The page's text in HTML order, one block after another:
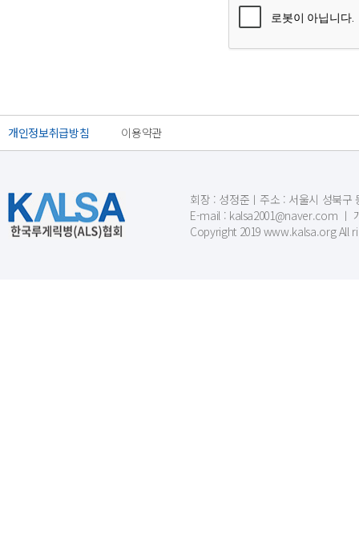
개인정보취급방침 이용약관
회장 : 성정준ㅣ주소 : 서울시 성북구
E-mail : kalsa2001@naver.com ㅣ
Copyright 2019 www.kalsa.org All